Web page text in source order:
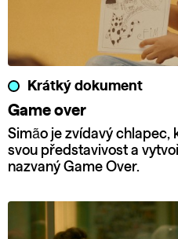
Krátký dokument
Game over
Simão je zvídavý chlapec,
svou představivost a
nazvaný Game Over.